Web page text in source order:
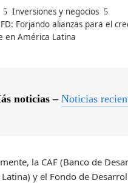
Inversiones y negocios
Forjando alianzas para el
en América Latina
noticias – Noticias
la CAF (Banco de
y el Fondo de